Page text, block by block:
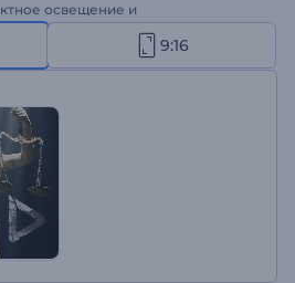
освещение и
усиливают силу и авторитет
Настройте каждую деталь,
и ценности вашей фирмы за
подходит для юристов,
связанных с правосудием.
9:16